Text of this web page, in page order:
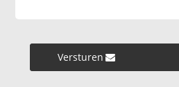
Versturen »